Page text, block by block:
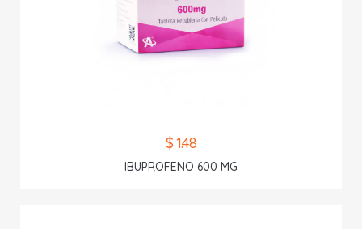
$ 1.48
IBUPROFENO 600 MG